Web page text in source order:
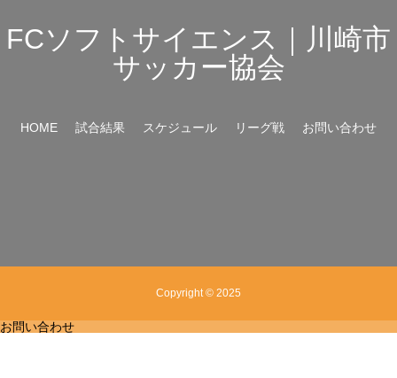
FCソフトサイエンス｜川崎市
サッカー協会
HOME 試合結果 スケジュール リーグ戦 お問い合わせ
Copyright © 2025
お問い合わせ